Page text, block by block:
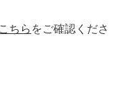
こちら をご確認くださ